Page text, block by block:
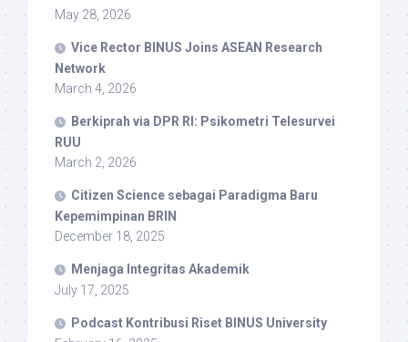
May 28, 2026
Vice Rector BINUS Joins ASEAN Research
Network
March 4, 2026
Berkiprah via DPR RI: Psikometri Telesurvei
RUU
March 2, 2026
Citizen Science sebagai Paradigma Baru
Kepemimpinan BRIN
December 18, 2025
Menjaga Integritas Akademik
July 17, 2025
Podcast Kontribusi Riset BINUS University